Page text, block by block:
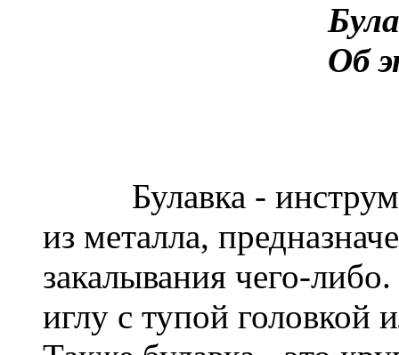
Об
Булавка -
из металла,
закалывания чего-
иглу с тупой